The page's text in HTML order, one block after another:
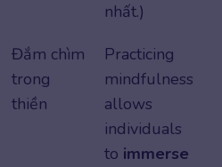
nhất.)
Đắm chìm
trong
thiền
Practicing
mindfulness
allows
individuals
to immerse